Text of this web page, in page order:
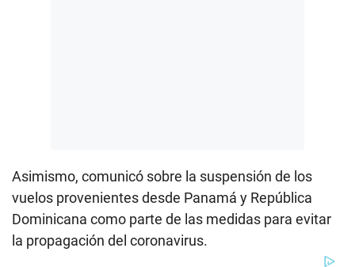
Asimismo, comunicó sobre la suspensión de los
vuelos provenientes desde Panamá y República
Dominicana como parte de las medidas para evitar
la propagación del coronavirus.